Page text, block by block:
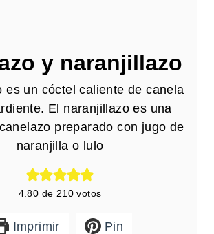
y naranjillazo
es un cóctel caliente de canela
El naranjillazo es una
preparado con jugo de
naranjilla o lulo
4.80 de 210 votos
Imprimir Pin